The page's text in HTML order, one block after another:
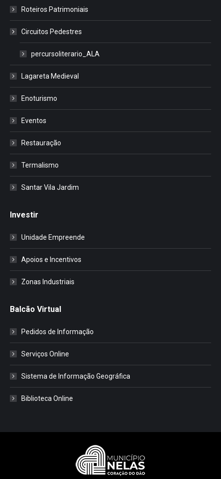
Roteiros Patrimoniais
Circuitos Pedestres
percursoliterario_ALA
Lagareta Medieval
Enoturismo
Eventos
Restauração
Termalismo
Santar Vila Jardim
Investir
Unidade Empreende
Apoios e Incentivos
Zonas Industriais
Balcão Virtual
Pedidos de Informação
Serviços Online
Sistema de Informação Geográfica
Biblioteca Online